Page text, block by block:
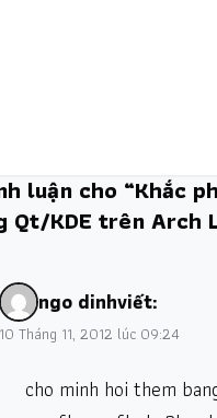
luận cho “Khắc
Qt/KDE trên Arch
ngo dinhviết:
10 Tháng 11, 2012 lúc 09:24
cho minh hoi them